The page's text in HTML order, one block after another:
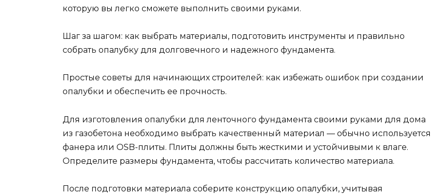
которую вы легко сможете выполнить своими руками.
Шаг за шагом: как выбрать материалы, подготовить инструменты и правильно
собрать опалубку для долговечного и надежного фундамента.
Простые советы для начинающих строителей: как избежать ошибок при создании
опалубки и обеспечить ее прочность.
Для изготовления опалубки для ленточного фундамента своими руками для дома
из газобетона необходимо выбрать качественный материал — обычно используется
фанера или OSB-плиты. Плиты должны быть жесткими и устойчивыми к влаге.
Определите размеры фундамента, чтобы рассчитать количество материала.
После подготовки материала соберите конструкцию опалубки, учитывая